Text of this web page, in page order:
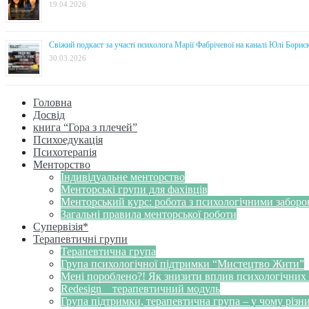
19.04.2026
Свіжий подкаст за участі психолога Марії Фабрічевої на каналі Юлі
30.03.2026
Головна
Досвід
книга “Гора з плечей”
Психоедукація
Психотерапія
Менторство
Індивідуальне менторство
Менторські групи для фахівців
Менторський курс: робота з психологічними
Загальні правила менторської роботи
Супервізія*
Терапевтичні групи
Терапевтична група
Група психологічної підтримки “Мистецтво Жити”
Мені пороблено?! Як знизити вплив психологічних
Redesign _ терапевтичний модуль
Група підтримки, терапевтична група – у чому